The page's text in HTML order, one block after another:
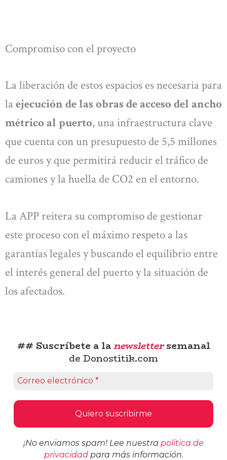
Compromiso con el proyecto
La liberación de estos espacios es necesaria para
la ejecución de las obras de acceso del ancho
métrico al puerto, una infraestructura clave
que cuenta con un presupuesto de 5,5 millones
de euros y que permitirá reducir el tráfico de
camiones y la huella de CO2 en el entorno.
La APP reitera su compromiso de gestionar
este proceso con el máximo respeto a las
garantías legales y buscando el equilibrio entre
el interés general del puerto y la situación de
los afectados.
## Suscríbete a lanewslettersemanal
de Donostitik.com
¡No enviamos spam! Lee nuestra política de
privacidadpara más información.